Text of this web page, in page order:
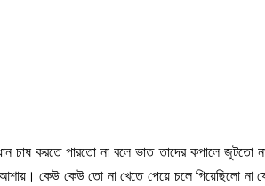
চাষ করতে পারতো না বলে ভাত তাদের কপালে জুটতো
আশায়। কেউ কেউ তো না খেতে পেয়ে চলে গিয়েছিলো না